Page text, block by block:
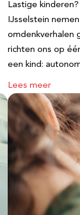
Lastige
IJsselstein
omdenkverhalen
richten ons op
een kind:
Lees meer